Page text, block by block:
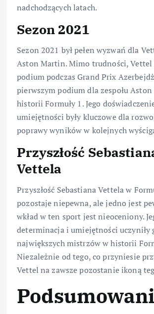
nadchodzących latach.
Sezon 2021
Sezon 2021 był pełen wyzwań dla
Aston Martin. Mimo trudności, Vettel
podium podczas Grand Prix
pierwszym podium dla zespołu
historii Formuły 1. Jego
umiejętności były kluczowe dla
poprawy wyników w kolejnych
Przyszłość
Vettela
Przyszłość Sebastiana Vettela w
pozostaje niepewna, ale jedno jest
wkład w ten sport jest nieoceniony.
determinacja i umiejętności uczyniły
największych mistrzów w historii
Niezależnie od tego, co przyniesie
Vettel na zawsze pozostanie ikoną